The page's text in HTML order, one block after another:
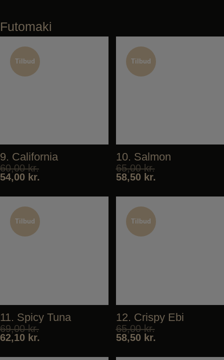
Futomaki
Tilbud
9. California
60,00kr.
54,00 kr.
Tilbud
Tilbud
10. Salmon
65,00kr.
58,50 kr.
Tilbud
Tilbud
11. Spicy Tuna
69,00kr.
62,10 kr.
Tilbud
Tilbud
12. Crispy Ebi
65,00kr.
58,50 kr.